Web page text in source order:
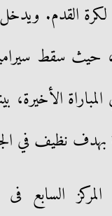
القدم. ويدخل
حيث سقط
الأخيرة،
بهدف نظيف في
السابع